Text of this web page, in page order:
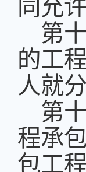
同允
第
的工
人就
第
程承
包工